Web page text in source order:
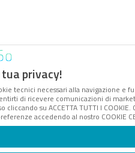
privacy!
tecnici necessari alla navigazione e
di ricevere comunicazioni di
cliccando su ACCETTA TUTTI I
accedendo al nostro